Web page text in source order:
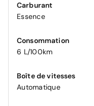
Carburant
Essence
Consommation
6 L/100km
Boîte de vitesses
Automatique